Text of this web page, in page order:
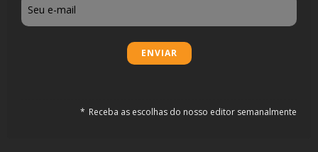
Receba as escolhas do nosso editor semanalmente